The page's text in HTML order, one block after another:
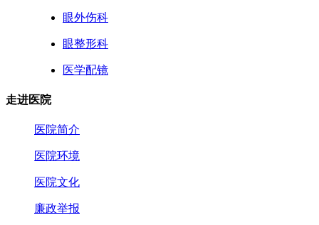
眼外伤科
眼整形科
医学配镜
走进医院
医院简介
医院环境
医院文化
廉政举报